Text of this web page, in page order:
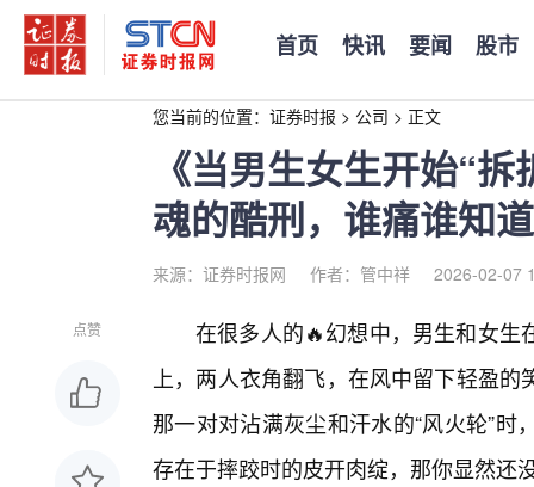
首页 快讯 要闻 股市
您当前的位置： 证券时报 > 公司 > 正文
《当男生女生开始“
魂的酷刑，谁痛谁知
来源：证券时报网 作者：管中祥 2026-02-07
点赞
在很多人的🔥幻想中，男生和女生
上，两人衣角翻飞，在风中留下轻盈
那一对对沾满灰尘和汗水的“风火轮”
存在于摔跤时的皮开肉绽，那你显然还